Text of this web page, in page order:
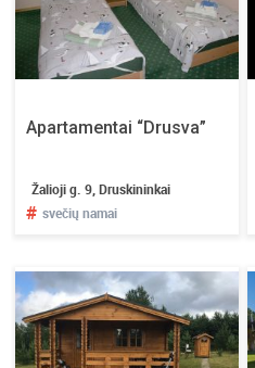
Apartamentai “Drusva”
Žalioji g. 9, Druskininkai
# svečių namai